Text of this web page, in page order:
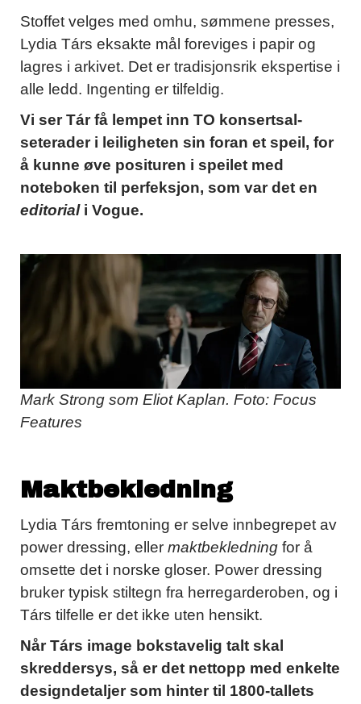
Stoffet velges med omhu, sømmene presses,
Lydia Társ eksakte mål foreviges i papir og
lagres i arkivet. Det er tradisjonsrik ekspertise i
alle ledd. Ingenting er tilfeldig.
Vi ser Tár få lempet inn TO konsertsal-
seterader i leiligheten sin foran et speil, for
å kunne øve posituren i speilet med
noteboken til perfeksjon, som var det en
editoriali Vogue.
Mark Strong som Eliot Kaplan. Foto: Focus
Features
Maktbekledning
Lydia Társ fremtoning er selve innbegrepet av
power dressing, eller maktbekledning for å
omsette det i norske gloser. Power dressing
bruker typisk stiltegn fra herregarderoben, og i
Társ tilfelle er det ikke uten hensikt.
Når Társ image bokstavelig talt skal
skreddersys, så er det nettopp med enkelte
designdetaljer som hinter til 1800-tallets